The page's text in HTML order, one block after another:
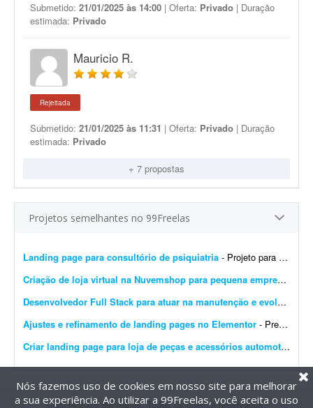
Submetido: 21/01/2025 às 14:00 | Oferta: Privado | Duração
estimada: Privado
Mauricio R.
Rejeitada
Submetido: 21/01/2025 às 11:31 | Oferta: Privado | Duração
estimada: Privado
+ 7 propostas
Projetos semelhantes no 99Freelas
Landing page para consultório de psiquiatria - Projeto para criação de landing page para consultório de psiquiatria. Escopo do projeto: Desenvolvimento completo da landing page. Design moderno, limpo e com foco em convers&...
Criação de loja virtual na Nuvemshop para pequena empresa
Desenvolvedor Full Stack para atuar na manutenção e evolução de uma plataforma SaaS
Ajustes e refinamento de landing pages no Elementor - Preciso de alguém para finalizar o desenvolvimento de 14 landing pages no Elementor. É um projeto rápido e de baixa complexidade. O cenário atual: As páginas j&...
Criar landing page para loja de peças e acessórios automotivos
@2014-2026 99Freelas. Todos os direitos reservados.
Nós fazemos uso de cookies em nosso site para melhorar
a sua experiência. Ao utilizar a 99Freelas, você aceita o uso